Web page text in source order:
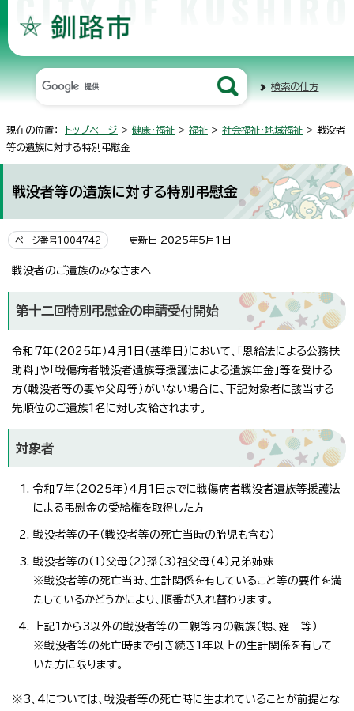
検索の仕方
現在の位置： トップページ > 健康・福祉 > 福祉 > 社会福祉・地域福祉 > 戦没者
等の遺族に対する特別弔慰金
戦没者等の遺族に対する特別弔慰金
ページ番号1004742 更新日 2025年5月1日
戦没者のご遺族のみなさまへ
第十二回特別弔慰金の申請受付開始
令和7年（2025年）4月1日（基準日）において、「恩給法による公務扶
助料」や「戦傷病者戦没者遺族等援護法による遺族年金」等を受ける
方（戦没者等の妻や父母等）がいない場合に、下記対象者に該当する
先順位のご遺族1名に対し支給されます。
対象者
令和7年（2025年）4月1日までに戦傷病者戦没者遺族等援護法
による弔慰金の受給権を取得した方
戦没者等の子（戦没者等の死亡当時の胎児も含む）
戦没者等の（1）父母（2）孫（3）祖父母（4）兄弟姉妹
※戦没者等の死亡当時、生計関係を有していること等の要件を満
たしているかどうかにより、順番が入れ替わります。
上記1から3以外の戦没者等の三親等内の親族（甥、姪 等）
※戦没者等の死亡時まで引き続き1年以上の生計関係を有して
いた方に限ります。
※3、4については、戦没者等の死亡時に生まれていることが前提とな